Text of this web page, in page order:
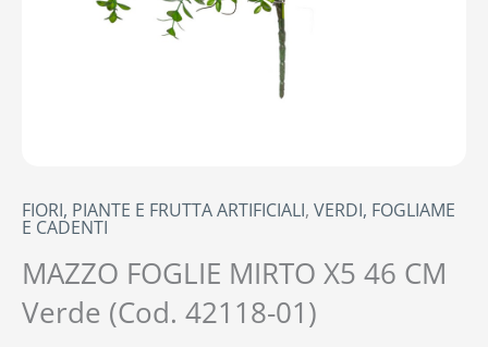
FIORI, PIANTE E FRUTTA ARTIFICIALI, VERDI, FOGLIAME
E CADENTI
MAZZO FOGLIE MIRTO X5 46 CM
Verde (Cod. 42118-01)